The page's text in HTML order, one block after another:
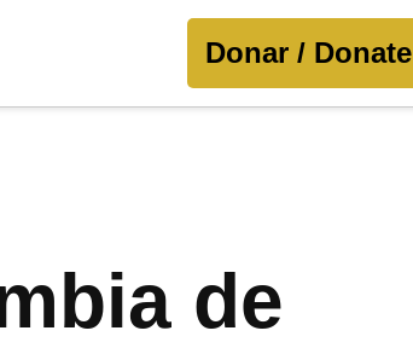
Donar / Donate
de